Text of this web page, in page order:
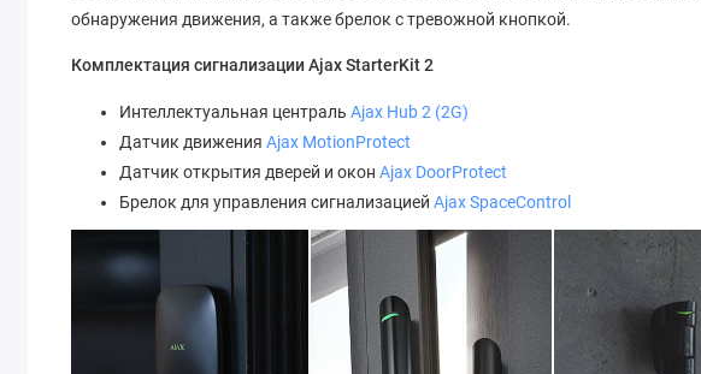
обнаружения движения, а также брелок с тревожной кнопкой.
Комплектация сигнализации Ajax StarterKit 2
Интеллектуальная центральAjax Hub 2 (2G)
Датчик движенияAjax MotionProtect
Датчик открытия дверей и оконAjax DoorProtect
Брелок для управления сигнализациейAjax SpaceControl